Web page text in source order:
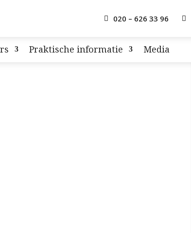
020 – 626 33 96
Praktische informatie Media